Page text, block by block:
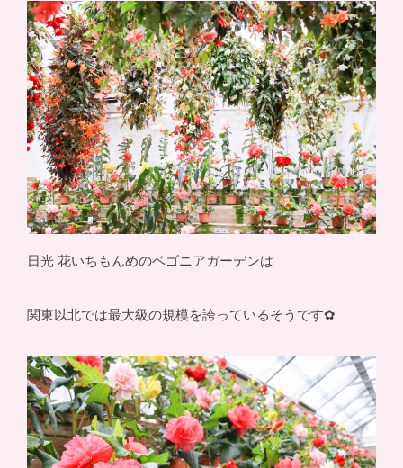
日光 花いちもんめのベゴニアガーデンは
関東以北では最大級の規模を誇っているそうです✿